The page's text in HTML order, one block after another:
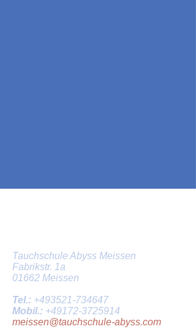
Tauchschule Abyss Meissen
Fabrikstr. 1a
01662 Meissen
Tel.: +493521-734647
Mobil.: +49172-3725914
meissen@tauchschule-abyss.com